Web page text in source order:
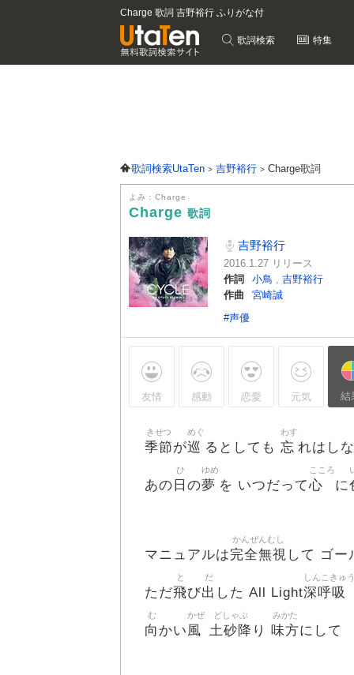
Charge 歌詞 吉野裕行 ふりがな付
歌詞検索 特集
歌詞検索UtaTen 吉野裕行 Charge歌詞
よみ：Charge
Charge 歌詞
吉野裕行
2016.1.27 リリース
作詞
小鳥 , 吉野裕行
作曲
宮崎誠
#声優
友情 感動 恋愛 元気 結
季節
きせつ
が巡
めぐ
るとしても 忘
わす
れはし
あの 日
ひ
の夢
ゆめ
を いつだって心
こころ
に
マニュアルは完全無視
かんぜんむし
して ゴー
ただ飛
と
び出
だ
した All Light深呼吸
しんこきゅ
向
む
かい風
かぜ
土砂降
どしゃぶ
り 味方
みかた
にして